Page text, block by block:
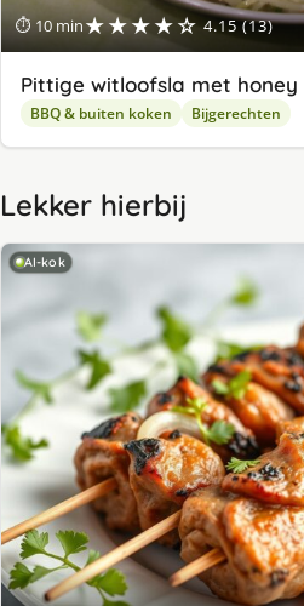
⏱ 10 min★★★★☆ 4.15 (13)
Pittige witloofsla met
BBQ & buiten koken Bijgerechten
Lekker hierbij
AI-kok